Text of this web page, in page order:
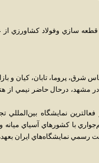
سازي وفولاد کشاورزي از
شرق، پروما، تابان، کيان و
مشهد، درحال حاضر نيمي از
نمايشگاه بين‌المللي
با کشورهاي آسياي ميانه
رسمي نمايشگاه‌هاي ايران